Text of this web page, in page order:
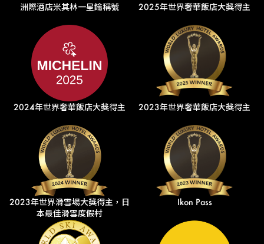
洲際酒店米其林一星鑰稱號 2025年世界奢華飯店大獎得主
2024年世界奢華飯店大獎得主 2023年世界奢華飯店大獎得主
2023年世界滑雪場大獎得主，日
本最佳滑雪度假村
Ikon Pass